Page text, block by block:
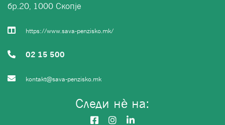
Следи нѐ на:
бр.20, 1000 Скопје
https://www.sava-penzisko.mk/
02 15 500
kontakt@sava-penzisko.mk